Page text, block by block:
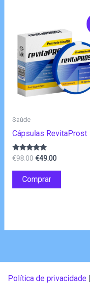
Saúde
Cápsulas RevitaProst
Avaliação
de 5
€98.00 O
original
era:
€49.00O
Comprar
Política de privacidade